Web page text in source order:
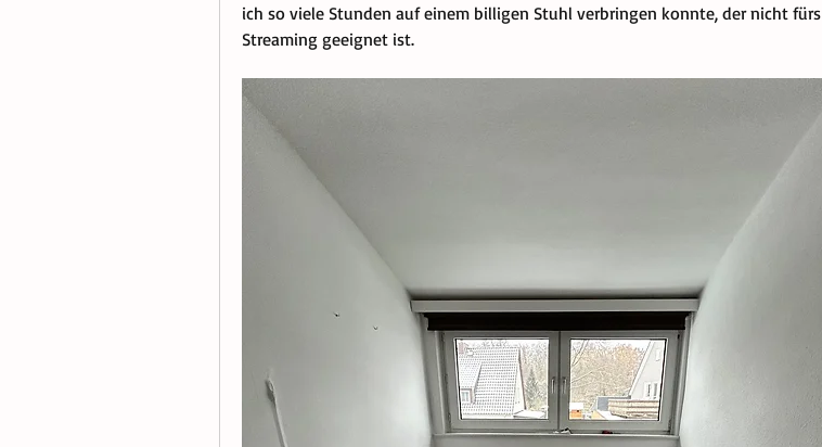
ich so viele Stunden auf einem billigen Stuhl verbringen konnte, der nicht fürs
Streaming geeignet ist.